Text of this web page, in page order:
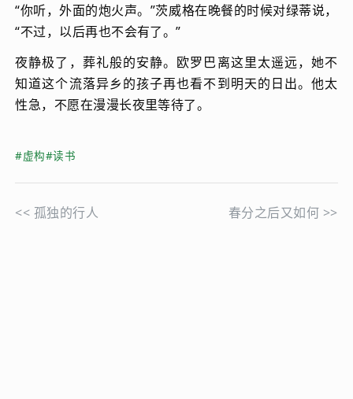
“你听，外面的炮火声。”茨威格在晚餐的时候对绿蒂说，
“不过，以后再也不会有了。”
夜静极了，葬礼般的安静。欧罗巴离这里太遥远，她不
知道这个流落异乡的孩子再也看不到明天的日出。他太
性急，不愿在漫漫长夜里等待了。
#虚构#读书
<< 孤独的行人 春分之后又如何 >>